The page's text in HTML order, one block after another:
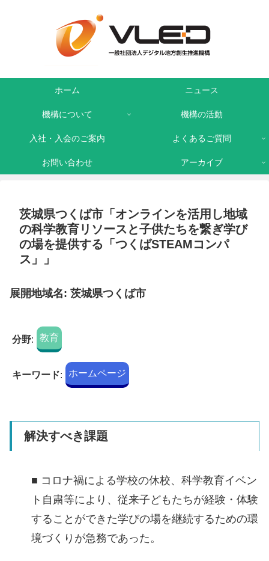
ホーム ニュース
機構について 機構の活動
入社・入会のご案内 よくあるご質問
お問い合わせ アーカイブ
茨城県つくば市「オンラインを活用し地域
の科学教育リソースと子供たちを繋ぎ学び
の場を提供する「つくばSTEAMコンパ
ス」」
展開地域名: 茨城県つくば市
分野: 教育
キーワード: ホームページ
解決すべき課題
■ コロナ禍による学校の休校、科学教育イベン
ト自粛等により、従来子どもたちが経験・体験
することができた学びの場を継続するための環
境づくりが急務であった。